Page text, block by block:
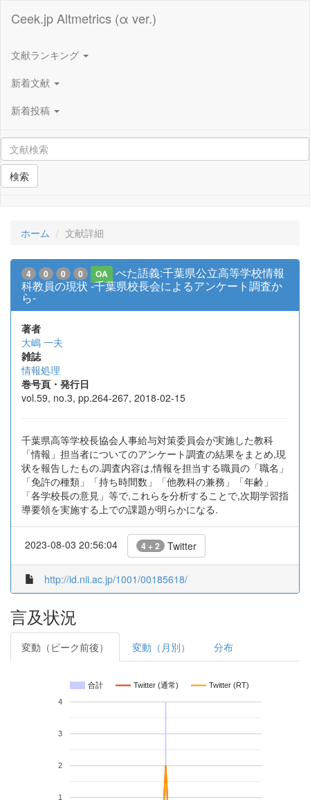
Ceek.jp Altmetrics (α ver.)
文献ランキング
新着文献
新着投稿
検索
ホーム 文献詳細
4 0 0 0 OA
ぺた語義:千葉県公立高等学校情報
科教員の現状 -千葉県校長会によるアンケート調査か
ら-
著者
大嶋 一夫
雑誌
情報処理
巻号頁・発行日
vol.59, no.3, pp.264-267, 2018-02-15
千葉県高等学校長協会人事給与対策委員会が実施した教科
「情報」担当者についてのアンケート調査の結果をまとめ,現
状を報告したもの.調査内容は,情報を担当する職員の「職名」
「免許の種類」「持ち時間数」「他教科の兼務」「年齢」
「各学校長の意見」等で,これらを分析することで,次期学習指
導要領を実施する上での課題が明らかになる.
2023-08-03 20:56:04 4 + 2 Twitter
http://id.nii.ac.jp/1001/00185618/
言及状況
変動（ピーク前後） 変動（月別） 分布
合計 Twitter (通常) Twitter (RT)
1
2
3
4